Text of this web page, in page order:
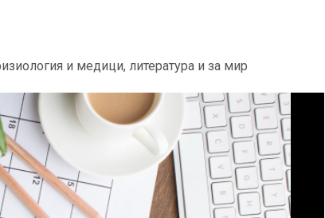
и медици, литература и за мир